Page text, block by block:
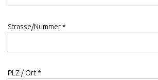
Strasse/Nummer *
PLZ / Ort *